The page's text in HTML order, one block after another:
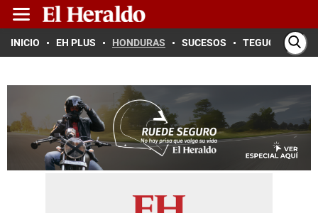
INICIO EH PLUS HONDURAS SUCESOS TEGUCIGALPA